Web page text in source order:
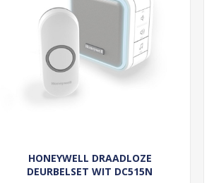
HONEYWELL DRAADLOZE
DEURBELSET WIT DC515N